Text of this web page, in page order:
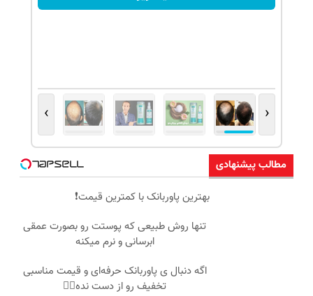
‹
›
مطالب پیشنهادی
بهترین پاوربانک با کمترین قیمت❗
تنها روش طبیعی که پوستت رو بصورت عمقی
ابرسانی و نرم میکنه
اگه دنبال ی پاوربانک حرفه‌ای و قیمت مناسبی
تخفیف رو از دست نده👌🏻